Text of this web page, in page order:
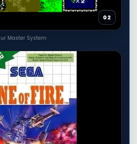
EUR
Line of Fire
produits liés
EUR
sur Rakuten →
RAKUTEN À VÉRIFIER
Line of Fire [DVD] Special Ed,
02
Master System